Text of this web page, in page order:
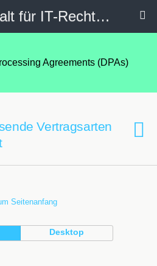
Rechtsanwalt für IT-Recht, Internetrecht, Datenschutz & Social Media
Agreements (DPAs)
Vertragsarten
Seitenanfang
Desktop